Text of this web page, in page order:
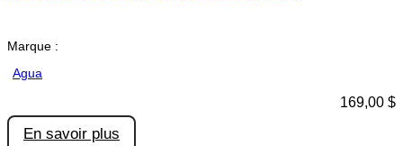
Marque :
Agua
169,00 $
En savoir plus